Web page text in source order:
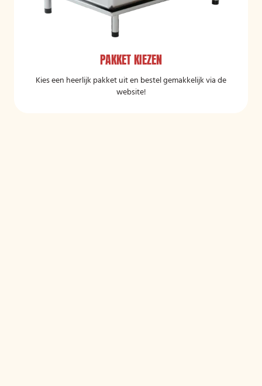
PAKKET KIEZEN
Kies een heerlijk pakket uit en bestel gemakkelijk via de
website!